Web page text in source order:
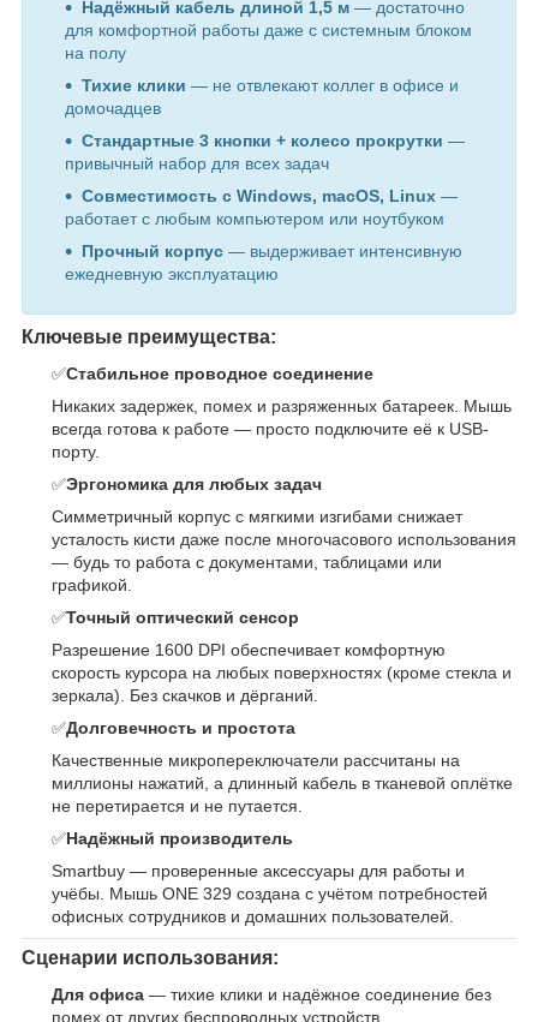
Надёжный кабель длиной 1,5 м — достаточно
для комфортной работы даже с системным блоком
на полу
Тихие клики — не отвлекают коллег в офисе и
домочадцев
Стандартные 3 кнопки + колесо прокрутки —
привычный набор для всех задач
Совместимость с Windows, macOS, Linux —
работает с любым компьютером или ноутбуком
Прочный корпус — выдерживает интенсивную
ежедневную эксплуатацию
Ключевые преимущества:
✅Стабильное проводное соединение
Никаких задержек, помех и разряженных батареек. Мышь
всегда готова к работе — просто подключите её к USB-
порту.
✅Эргономика для любых задач
Симметричный корпус с мягкими изгибами снижает
усталость кисти даже после многочасового использования
— будь то работа с документами, таблицами или
графикой.
✅Точный оптический сенсор
Разрешение 1600 DPI обеспечивает комфортную
скорость курсора на любых поверхностях (кроме стекла и
зеркала). Без скачков и дёрганий.
✅Долговечность и простота
Качественные микропереключатели рассчитаны на
миллионы нажатий, а длинный кабель в тканевой оплётке
не перетирается и не путается.
✅Надёжный производитель
Smartbuy — проверенные аксессуары для работы и
учёбы. Мышь ONE 329 создана с учётом потребностей
офисных сотрудников и домашних пользователей.
Сценарии использования:
Для офиса — тихие клики и надёжное соединение без
помех от других беспроводных устройств